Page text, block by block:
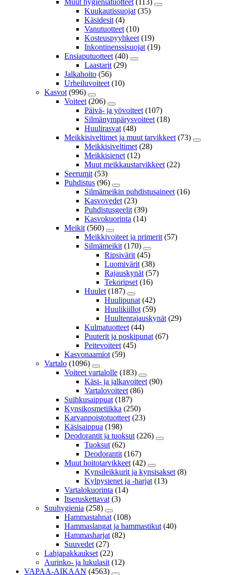
Muut hygieniatuotteet (113)
Kuukautissuojat (35)
Käsidesit (4)
Vanutuotteet (10)
Kosteuspyyhkeet (19)
Inkontinenssisuojat (19)
Ensiaputuotteet (40)
Laastarit (29)
Jalkahoito (56)
Urheiluvoiteet (10)
Kasvot (996)
Voiteet (206)
Päivä- ja yövoiteet (107)
Silmänympärysvoiteet (18)
Huulirasvat (48)
Meikkisiveltimet ja muut tarvikkeet (73)
Meikkisiveltimet (28)
Meikkisienet (12)
Muut meikkaustarvikkeet (22)
Seerumit (53)
Puhdistus (96)
Silmämeikin puhdistusaineet (16)
Kasvovedet (23)
Puhdistusgeelit (39)
Kasvokuorinta (14)
Meikit (560)
Meikkivoiteet ja primerit (57)
Silmämeikit (170)
Ripsivärit (45)
Luomivärit (38)
Rajauskynät (57)
Tekoripset (16)
Huulet (187)
Huulipunat (42)
Huulikiillot (59)
Huultenrajauskynät (29)
Kulmatuotteet (44)
Puuterit ja poskipunat (67)
Peitevoiteet (45)
Kasvonaamiot (59)
Vartalo (1096)
Voiteet vartalolle (183)
Käsi- ja jalkavoiteet (90)
Vartalovoiteet (86)
Suihkusaippuat (187)
Kynsikosmetiikka (250)
Karvanpoistotuotteet (23)
Käsisaippua (198)
Deodorantit ja tuoksut (226)
Tuoksut (62)
Deodorantit (167)
Muut hoitotarvikkeet (42)
Kynsileikkurit ja kynsisakset (8)
Kylpysienet ja -harjat (13)
Vartalokuorinta (14)
Itseruskettavat (3)
Suuhygienia (258)
Hammastahnat (108)
Hammaslangat ja hammastikut (40)
Hammasharjat (82)
Suuvedet (27)
Lahjapakkaukset (22)
Aurinko- ja lukulasit (12)
VAPAA-AIKAAN (4563)